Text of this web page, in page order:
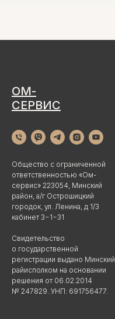
ОМ-
СЕРВИС
Общество с ограниченной
ответственностью «Ом-
сервис» 223054, Минский
район, а/г Острошицкий
городок, ул. Ленина, д 1/3
кабинет 3−1−31
Свидетельство
о государственной
регистрации выдано Минский
райисполком на основании
решения от 06.02.2014
№ 247829. УНП: 691756477.